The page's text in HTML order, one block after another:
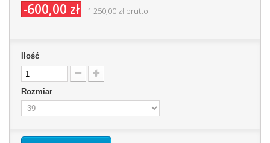
-600,00 zł 1 250,00 złbrutto
Ilość
Rozmiar